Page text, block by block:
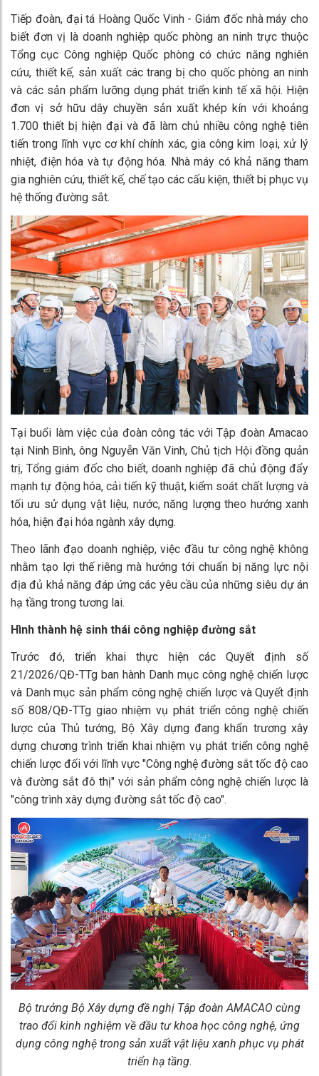
Tiếp đoàn, đại tá Hoàng Quốc Vinh - Giám đốc nhà máy cho
biết đơn vị là doanh nghiệp quốc phòng an ninh trực thuộc
Tổng cục Công nghiệp Quốc phòng có chức năng nghiên
cứu, thiết kế, sản xuất các trang bị cho quốc phòng an ninh
và các sản phẩm lưỡng dụng phát triển kinh tế xã hội. Hiện
đơn vị sở hữu dây chuyền sản xuất khép kín với khoảng
1.700 thiết bị hiện đại và đã làm chủ nhiều công nghệ tiên
tiến trong lĩnh vực cơ khí chính xác, gia công kim loại, xử lý
nhiệt, điện hóa và tự động hóa. Nhà máy có khả năng tham
gia nghiên cứu, thiết kế, chế tạo các cấu kiện, thiết bị phục vụ
hệ thống đường sắt.
Tại buổi làm việc của đoàn công tác với Tập đoàn Amacao
tại Ninh Bình, ông Nguyễn Văn Vinh, Chủ tịch Hội đồng quản
trị, Tổng giám đốc cho biết, doanh nghiệp đã chủ động đẩy
mạnh tự động hóa, cải tiến kỹ thuật, kiểm soát chất lượng và
tối ưu sử dụng vật liệu, nước, năng lượng theo hướng xanh
hóa, hiện đại hóa ngành xây dựng.
Theo lãnh đạo doanh nghiệp, việc đầu tư công nghệ không
nhằm tạo lợi thế riêng mà hướng tới chuẩn bị năng lực nội
địa đủ khả năng đáp ứng các yêu cầu của những siêu dự án
hạ tầng trong tương lai.
Hình thành hệ sinh thái công nghiệp đường sắt
Trước đó, triển khai thực hiện các Quyết định số
21/2026/QĐ-TTg ban hành Danh mục công nghệ chiến lược
và Danh mục sản phẩm công nghệ chiến lược và Quyết định
số 808/QĐ-TTg giao nhiệm vụ phát triển công nghệ chiến
lược của Thủ tướng, Bộ Xây dựng đang khẩn trương xây
dựng chương trình triển khai nhiệm vụ phát triển công nghệ
chiến lược đối với lĩnh vực "Công nghệ đường sắt tốc độ cao
và đường sắt đô thị" với sản phẩm công nghệ chiến lược là
"công trình xây dựng đường sắt tốc độ cao".
Bộ trưởng Bộ Xây dựng đề nghị Tập đoàn AMACAO cùng
trao đổi kinh nghiệm về đầu tư khoa học công nghệ, ứng
dụng công nghệ trong sản xuất vật liệu xanh phục vụ phát
triển hạ tầng.